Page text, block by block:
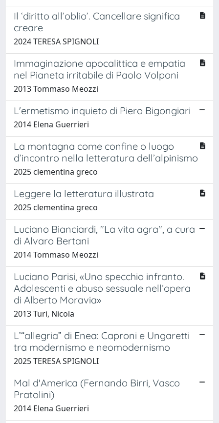
Il ‘diritto all’oblio’. Cancellare significa
creare
2024 TERESA SPIGNOLI
Immaginazione apocalittica e empatia
nel Pianeta irritabile di Paolo Volponi
2013 Tommaso Meozzi
L'ermetismo inquieto di Piero Bigongiari
2014 Elena Guerrieri
La montagna come confine o luogo
d’incontro nella letteratura dell’alpinismo
2025 clementina greco
Leggere la letteratura illustrata
2025 clementina greco
Luciano Bianciardi, "La vita agra", a cura
di Alvaro Bertani
2014 Tommaso Meozzi
Luciano Parisi, «Uno specchio infranto.
Adolescenti e abuso sessuale nell’opera
di Alberto Moravia»
2013 Turi, Nicola
L’“allegria” di Enea: Caproni e Ungaretti
tra modernismo e neomodernismo
2025 TERESA SPIGNOLI
Mal d'America (Fernando Birri, Vasco
Pratolini)
2014 Elena Guerrieri